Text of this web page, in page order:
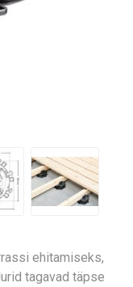
ehitamiseks,
tagavad täpse